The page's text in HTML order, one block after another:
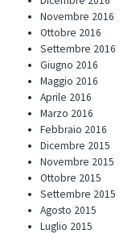
Novembre 2016
Ottobre 2016
Settembre 2016
Giugno 2016
Maggio 2016
Aprile 2016
Marzo 2016
Febbraio 2016
Dicembre 2015
Novembre 2015
Ottobre 2015
Settembre 2015
Agosto 2015
Luglio 2015